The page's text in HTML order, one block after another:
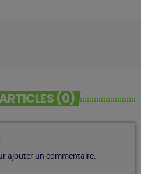
(0)
ajouter un commentaire.